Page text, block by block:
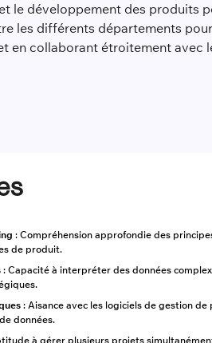
le développement des produits
les différents départements
en collaborant étroitement avec
: Compréhension approfondie des
de produit.
: Capacité à interpréter des données
: Aisance avec les logiciels de gestion
données.
à gérer plusieurs projets